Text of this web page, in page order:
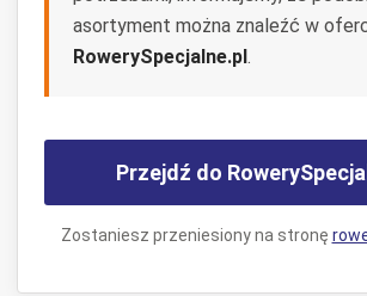
asortyment można znaleźć w
RowerySpecjalne.pl.
Przejdź do
Zostaniesz przeniesiony na stronę